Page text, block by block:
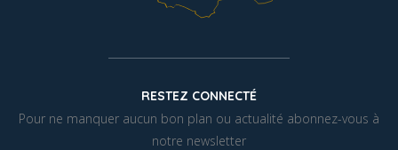
RESTEZ CONNECTÉ
Pour ne manquer aucun bon plan ou actualité abonnez-vous à
notre newsletter